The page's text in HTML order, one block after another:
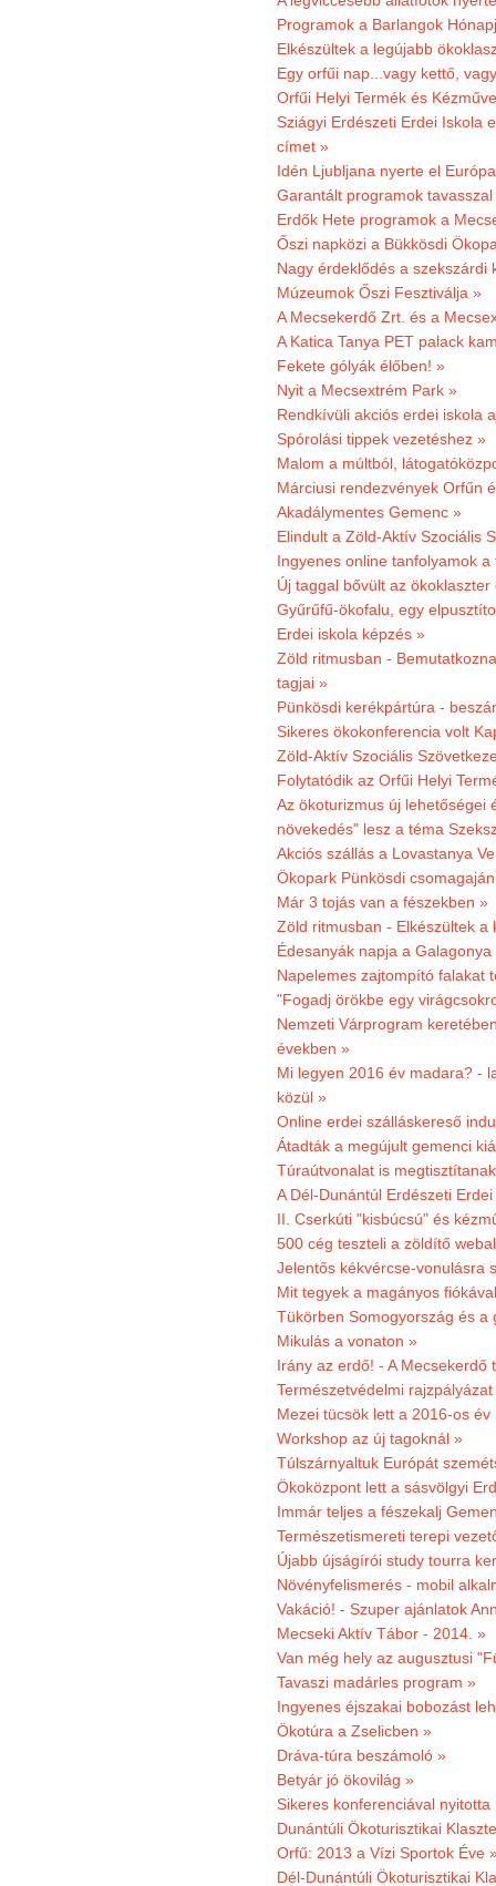
Programok a Barlangok
Elkészültek a legújabb
Egy orfűi nap...vagy kettő,
Orfűi Helyi Termék és
Sziágyi Erdészeti Erdei Iskola
címet »
Idén Ljubljana nyerte el
Garantált programok tavasszal
Erdők Hete programok a
Őszi napközi a Bükkösdi
Nagy érdeklődés a szekszárdi
Múzeumok Őszi Fesztiválja »
A Mecsekerdő Zrt. és a
A Katica Tanya PET palack
Fekete gólyák élőben! »
Nyit a Mecsextrém Park »
Rendkívüli akciós erdei iskola
Spórolási tippek vezetéshez »
Malom a múltból,
Márciusi rendezvények Orfűn
Akadálymentes Gemenc »
Elindult a Zöld-Aktív Szociális
Ingyenes online tanfolyamok
Új taggal bővült az ökoklaszter
Gyűrűfű-ökofalu, egy
Erdei iskola képzés »
Zöld ritmusban -
tagjai »
Pünkösdi kerékpártúra -
Sikeres ökokonferencia volt
Zöld-Aktív Szociális
Folytatódik az Orfűi Helyi
Az ökoturizmus új lehetőségei
növekedés" lesz a téma
Akciós szállás a Lovastanya
Ökopark Pünkösdi
Már 3 tojás van a fészekben »
Zöld ritmusban - Elkészültek
Édesanyák napja a
Napelemes zajtompító falakat
"Fogadj örökbe egy
Nemzeti Várprogram
években »
Mi legyen 2016 év madara? -
közül »
Online erdei szálláskereső
Átadták a megújult gemenci
Túraútvonalat is
A Dél-Dunántúl Erdészeti
II. Cserkúti "kisbúcsú" és
500 cég teszteli a zöldítő
Jelentős kékvércse-vonulásra
Mit tegyek a magányos
Tükörben Somogyország és a
Mikulás a vonaton »
Irány az erdő! - A
Természetvédelmi
Mezei tücsök lett a 2016-os év
Workshop az új tagoknál »
Túlszárnyaltuk Európát
Ökoközpont lett a sásvölgyi
Immár teljes a fészekalj
Természetismereti terepi
Újabb újságírói study tourra
Növényfelismerés - mobil
Vakáció! - Szuper ajánlatok
Mecseki Aktív Tábor - 2014. »
Van még hely az augusztusi
Tavaszi madárles program »
Ingyenes éjszakai bobozást
Ökotúra a Zselicben »
Dráva-túra beszámoló »
Betyár jó ökovilág »
Sikeres konferenciával
Dunántúli Ökoturisztikai
Orfű: 2013 a Vízi Sportok Éve
Dél-Dunántúli Ökoturisztikai